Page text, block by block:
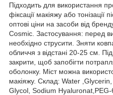
Підходить для використання
фіксації макіяжу або тонізації
оптові ціни на засоби від
Cosmic. Застосування: перед
необхідно струсити. Зняти
обличчя з відстані 20-25 см.
закрити, щоб запобігти
оболонку. Міст можна
макіяжу. Склад: Water
Glycol, Sodium